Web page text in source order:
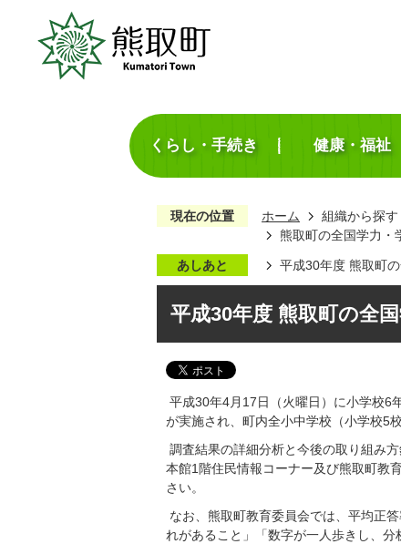
くらし・手続き 健康・福祉
現在の位置 ホーム 組織から探す
熊取町の全国学力・
あしあと 平成30年度 熊取町
平成30年度 熊取町の全
平成30年4月17日（火曜日）に小学校6
が実施され、町内全小中学校（小学校5
調査結果の詳細分析と今後の取り組み
本館1階住民情報コーナー及び熊取町教
さい。
なお、熊取町教育委員会では、平均正
れがあること」「数字が一人歩きし、